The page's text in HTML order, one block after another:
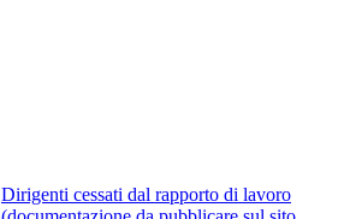
Dirigenti cessati dal rapporto di lavoro